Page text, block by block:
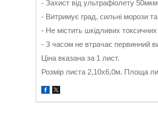
- Захист від ультрафіолету 50мкм
- Витримує град, сильні морози
- Не містить шкідливих
- З часом не втрачає первинний
Ціна вказана за 1 лист.
Розмір листа 2,10х6,0м. Площа